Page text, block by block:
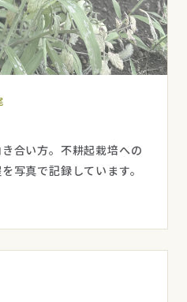
合い方。不耕起栽培への
写真で記録しています。